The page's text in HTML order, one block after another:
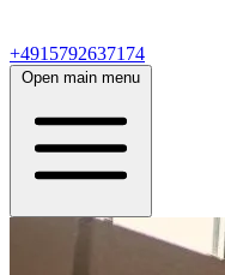
+4915792637174
Open main menu